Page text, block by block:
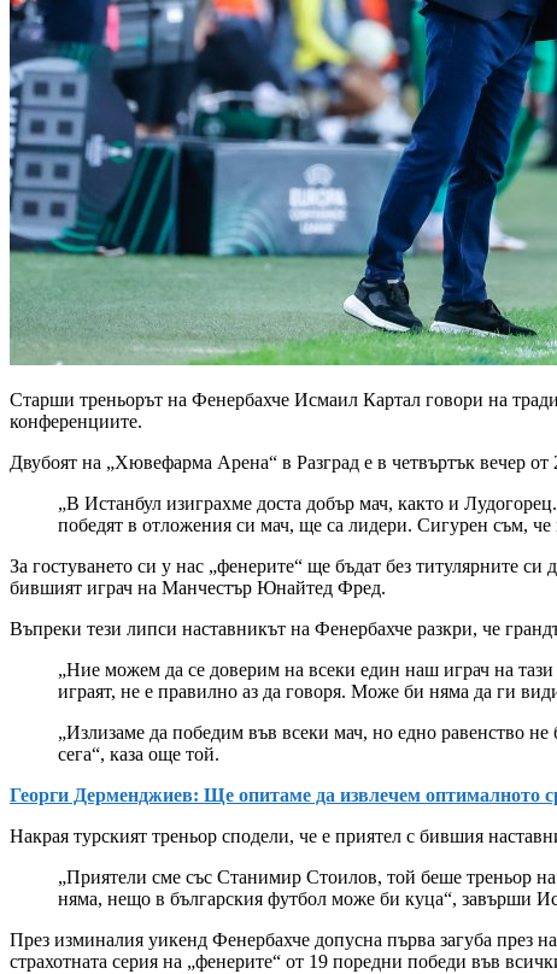
Старши треньорът на Фенербахче Исмаил Картал говори на
конференциите.
Двубоят на „Хювефарма Арена“ в Разград е в четвъртък вечер от
„В Истанбул изиграхме доста добър мач, както и
победят в отложения си мач, ще са лидери. Сигурен съм, че
За гостуването си у нас „фенерите“ ще бъдат без титулярните
бившият играч на Манчестър Юнайтед Фред.
Въпреки тези липси наставникът на Фенербахче разкри, че
„Ние можем да се доверим на всеки един наш играч на
играят, не е правилно аз да говоря. Може би няма да ги
„Излизаме да победим във всеки мач, но едно равенство
сега“, каза още той.
Георги Дерменджиев: Ще опитаме да извлечем оптималното
Накрая турският треньор сподели, че е приятел с бившия
„Приятели сме със Станимир Стоилов, той беше треньор
няма, нещо в българския футбол може би куца“, завърши
През изминалия уикенд Фенербахче допусна първа загуба през
страхотната серия на „фенерите“ от 19 поредни победи във